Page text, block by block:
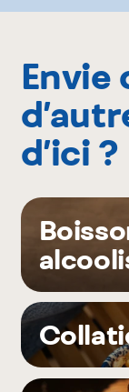
Envie
d’ici ?